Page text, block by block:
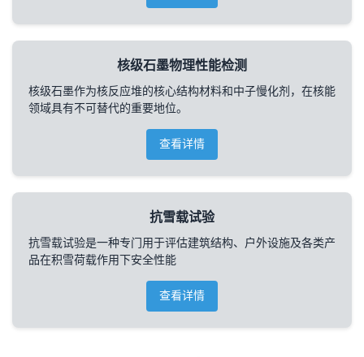
核级石墨物理性能检测
核级石墨作为核反应堆的核心结构材料和中子慢化剂，在核能
领域具有不可替代的重要地位。
查看详情
抗雪载试验
抗雪载试验是一种专门用于评估建筑结构、户外设施及各类产
品在积雪荷载作用下安全性能
查看详情